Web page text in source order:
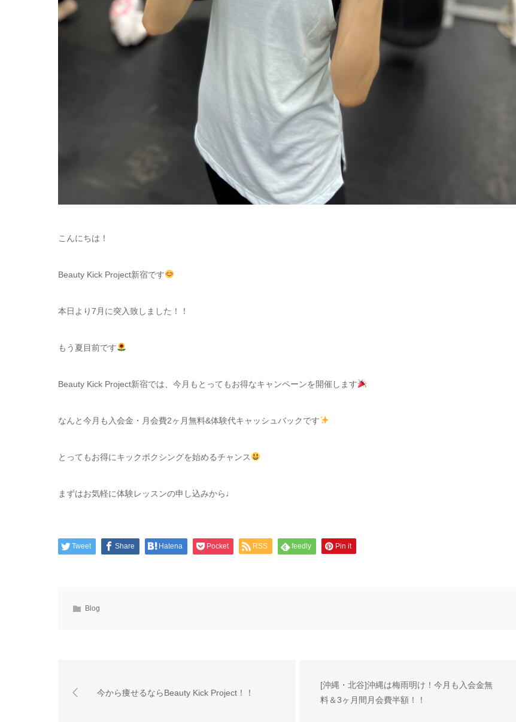
こんにちは！
Beauty Kick Project新宿です
本日より7月に突入致しました！！
もう夏目前です
Beauty Kick Project新宿では、今月もとってもお得なキャンペーンを開催します
なんと今月も入会金・月会費2ヶ月無料&体験代キャッシュバックです
とってもお得にキックボクシングを始めるチャンス
まずはお気軽に体験レッスンの申し込みから♩
Tweet Share Hatena Pocket RSS feedly Pin it
Blog
今から痩せるならBeauty Kick Project！！
[沖縄・北谷]沖縄は梅雨明け！今月も入会金無
料＆3ヶ月間月会費半額！！